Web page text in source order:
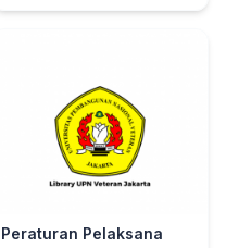
Daku, Agus Hermanto, Siti
Peraturan Pelaksana